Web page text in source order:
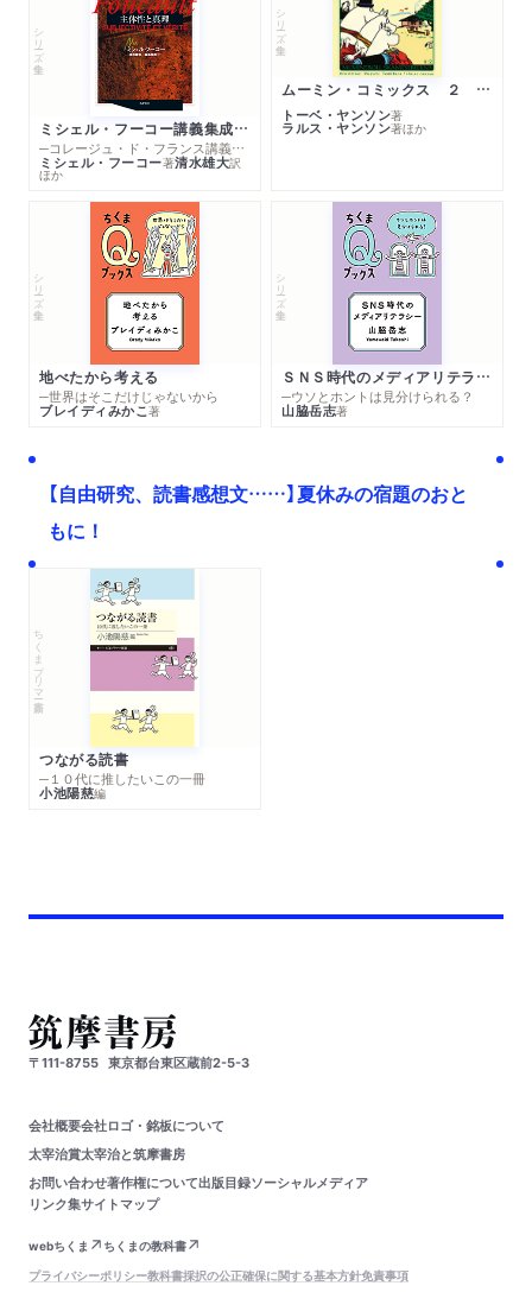
シリーズ・全集
ミシェル・フーコー講義集成１０ 主体性と真理
─コレージュ・ド・フランス講義１９８０－１９８１年度
ミシェル・フーコー著清水雄大訳
ほか
シリーズ・全集
ムーミン・コミックス ２ あこがれの遠い土地
トーベ・ヤンソン著
ラルス・ヤンソン著ほか
シリーズ・全集
地べたから考える
─世界はそこだけじゃないから
ブレイディみかこ著
シリーズ・全集
ＳＮＳ時代のメディアリテラシー
─ウソとホントは見分けられる？
山脇岳志著
【自由研究、読書感想文……】夏休みの宿題のおと
もに！
ちくまプリマー新書
つながる読書
─１０代に推したいこの一冊
小池陽慈編
〒111-8755 東京都台東区蔵前2-5-3
会社概要会社ロゴ・銘板について
太宰治賞太宰治と筑摩書房
お問い合わせ著作権について出版目録ソーシャルメディア
リンク集サイトマップ
webちくま
ちくまの教科書
プライバシーポリシー教科書採択の公正確保に関する基本方針免責事項